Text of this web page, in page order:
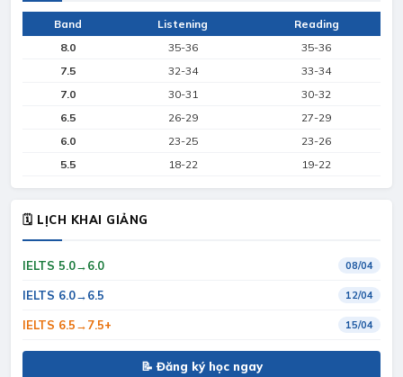
Band Listening
Reading
8.0
35-36
35-36
7.5
32-34
33-34
7.0
30-31
30-32
6.5
26-29
27-29
6.0
23-25
23-26
5.5
18-22 19-22
🗓 LỊCH KHAI GIẢNG
IELTS 5.0→6.0 08/04
IELTS 6.0→6.5 12/04
IELTS 6.5→7.5+ 15/04
📝 Đăng ký học ngay